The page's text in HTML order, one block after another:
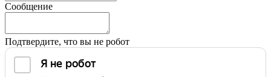
Сообщение
Подтвердите, что вы не робот